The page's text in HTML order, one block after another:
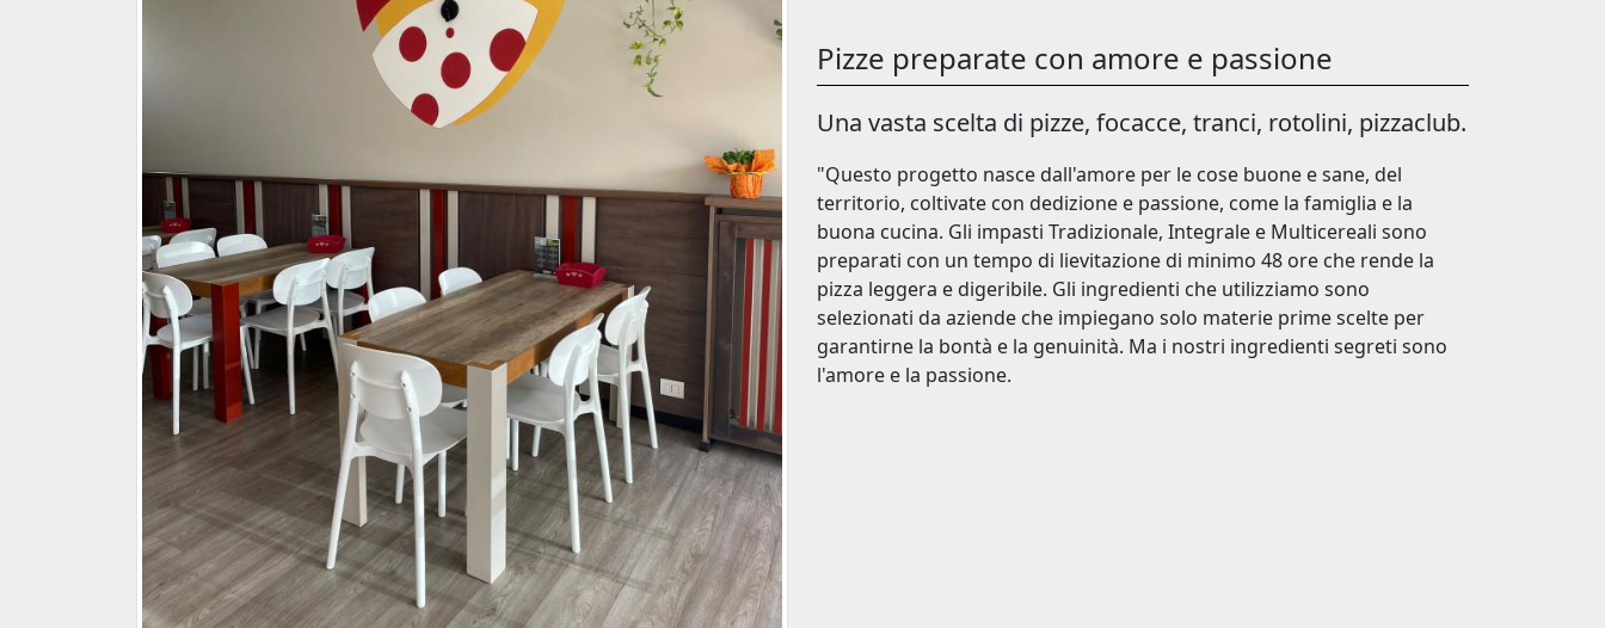
Pizze preparate con amore e passione
Una vasta scelta di pizze, focacce, tranci, rotolini, pizzaclub.
"Questo progetto nasce dall'amore per le cose buone e sane, del
territorio, coltivate con dedizione e passione, come la famiglia e la
buona cucina. Gli impasti Tradizionale, Integrale e Multicereali sono
preparati con un tempo di lievitazione di minimo 48 ore che rende la
pizza leggera e digeribile. Gli ingredienti che utilizziamo sono
selezionati da aziende che impiegano solo materie prime scelte per
garantirne la bontà e la genuinità. Ma i nostri ingredienti segreti sono
l'amore e la passione.